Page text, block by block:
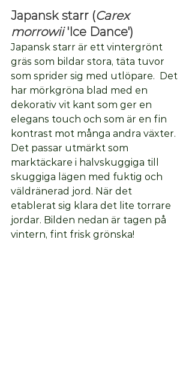
Japansk starr (Carex
morrowii 'Ice Dance')
Japansk starr är ett vintergrönt
gräs som bildar stora, täta tuvor
som sprider sig med utlöpare.  Det
har mörkgröna blad med en
dekorativ vit kant som ger en
elegans touch och som är en fin
kontrast mot många andra växter.
Det passar utmärkt som
marktäckare i halvskuggiga till
skuggiga lägen med fuktig och
väldränerad jord. När det
etablerat sig klara det lite torrare
jordar. Bilden nedan är tagen på
vintern, fint frisk grönska!